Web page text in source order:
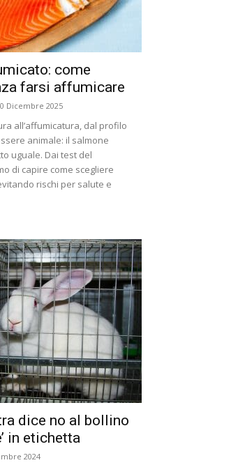
come
farsi affumicare
Dicembre 2025
all’affumicatura, dal profilo
animale: il salmone
uguale. Dai test del
di capire come scegliere
rischi per salute e
dice no al bollino
in etichetta
2024